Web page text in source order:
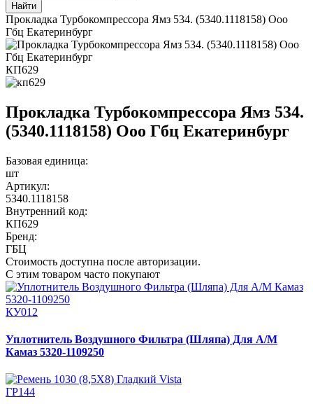
Найти
Прокладка Турбокомпрессора Ямз 534. (5340.1118158) Ооо
Гбц Екатеринбург
КП629
Прокладка Турбокомпрессора Ямз 534.
(5340.1118158) Ооо Гбц Екатеринбург
Базовая единица:
шт
Артикул:
5340.1118158
Внутренний код:
КП629
Бренд:
ГБЦ
Стоимость доступна после авторизации.
С этим товаром часто покупают
КУ012
Уплотнитель Воздушного Фильтра (Шляпа) Для А/М
Камаз 5320-1109250
ГР144